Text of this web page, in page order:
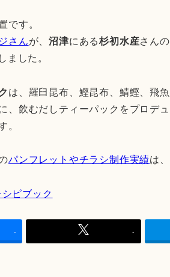
です。
さんが、沼津にある杉初水産さん
した。
は、羅臼昆布、鰹昆布、鯖鰹、飛
、飲むだしティーパックをプロデ
パンフレットやチラシ制作実績は
ピブック
- -